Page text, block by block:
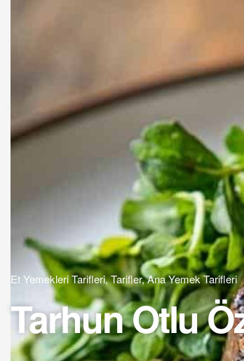
Et Yemekleri Tarifleri,Tarifler,Ana Yemek Tarifleri
Tarhun Otlu